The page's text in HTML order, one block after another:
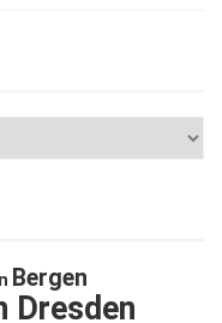
Bergen
Dresden